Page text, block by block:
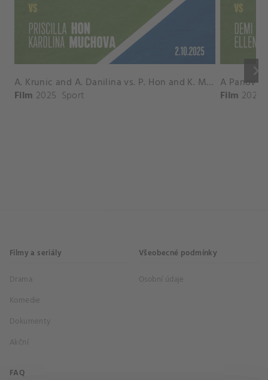
keyboard_arrow_right
A. Krunic and A. Danilina vs. P. Hon and K. Muchova Match Highlights - BEIJING_Capital Group Diamond ( October 02, 2025)
Film 2025 Sport Film 2026
Filmy a seriály
Drama
Komedie
Dokumenty
Akční
Všeobecné podmínky
Osobní údaje
FAQ